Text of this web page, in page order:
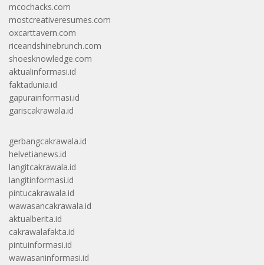
mcochacks.com
mostcreativeresumes.com
oxcarttavern.com
riceandshinebrunch.com
shoesknowledge.com
aktualinformasi.id
faktadunia.id
gapurainformasi.id
gariscakrawala.id
gerbangcakrawala.id
helvetianews.id
langitcakrawala.id
langitinformasi.id
pintucakrawala.id
wawasancakrawala.id
aktualberita.id
cakrawalafakta.id
pintuinformasi.id
wawasaninformasi.id